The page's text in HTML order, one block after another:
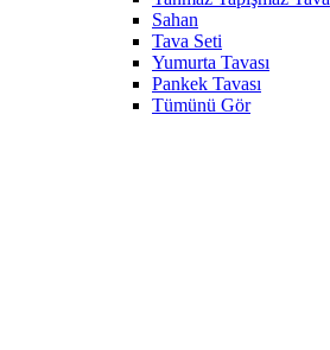
Sahan
Tava Seti
Yumurta Tavası
Pankek Tavası
Tümünü Gör